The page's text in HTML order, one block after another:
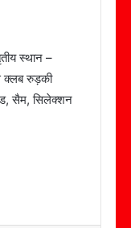
स्थान –
क्लब रुड़की
सैम, सिलेक्शन